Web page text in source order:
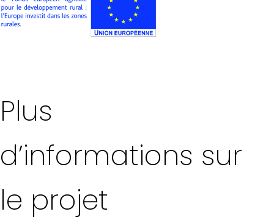
Plus
d’informations sur
le projet